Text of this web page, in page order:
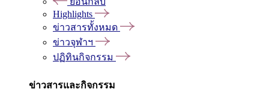
Highlights
ข่าวสารทั้งหมด
ข่าวจุฬาฯ
ปฏิทินกิจกรรม
ข่าวสารและกิจกรรม